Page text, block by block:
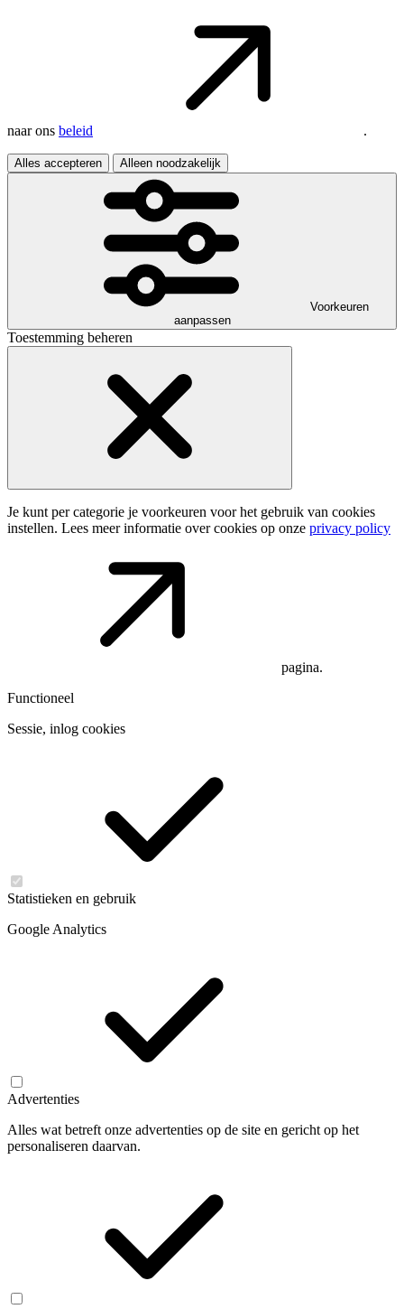
naar ons beleid .
Alles accepteren Alleen noodzakelijk
Voorkeuren
aanpassen
Toestemming beheren
Je kunt per categorie je voorkeuren voor het gebruik van cookies
instellen. Lees meer informatie over cookies op onze privacy policy
pagina.
Functioneel
Sessie, inlog cookies
Statistieken en gebruik
Google Analytics
Advertenties
Alles wat betreft onze advertenties op de site en gericht op het
personaliseren daarvan.